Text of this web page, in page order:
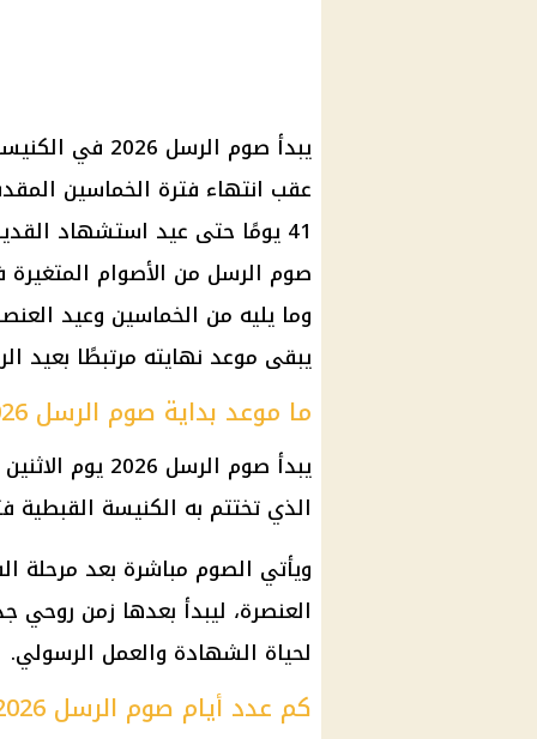
عقب انتهاء فترة الخماسين
صوم الرسل من الأصوام المتغيرة
وما يليه من الخماسين وعيد
يبقى موعد نهايته مرتبطًا بعيد
ما موعد بداية صوم الرسل 2026؟
الذي تختتم به الكنيسة القبطية
ويأتي الصوم مباشرة بعد مرحلة
العنصرة، ليبدأ بعدها زمن روحي
لحياة الشهادة والعمل الرسولي.
كم عدد أيام صوم الرسل 2026؟